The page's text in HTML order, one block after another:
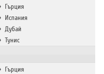
Гърция
Испания
Дубай
Тунис
Гърция